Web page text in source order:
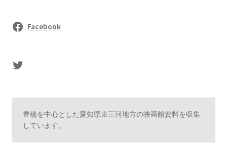
Facebook
sasaki's Twitter
豊橋を中心とした愛知県東三河地方の映画館資料を収集
しています。